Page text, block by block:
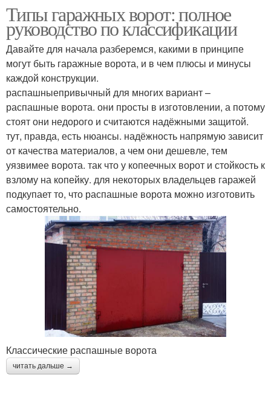
Типы гаражных ворот: полное
руководство по классификации
Давайте для начала разберемся, какими в принципе
могут быть гаражные ворота, и в чем плюсы и минусы
каждой конструкции.
распашныепривычный для многих вариант –
распашные ворота. они просты в изготовлении, а потому
стоят они недорого и считаются надёжными защитой.
тут, правда, есть нюансы. надёжность напрямую зависит
от качества материалов, а чем они дешевле, тем
уязвимее ворота. так что у копеечных ворот и стойкость к
взлому на копейку. для некоторых владельцев гаражей
подкупает то, что распашные ворота можно изготовить
самостоятельно.
Классические распашные ворота
читать дальше →